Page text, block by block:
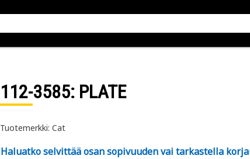
112-3585: PLATE
Tuotemerkki: Cat
Haluatko selvittää osan sopivuuden vai tarkastella